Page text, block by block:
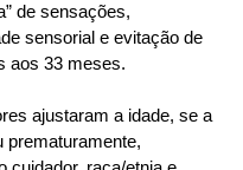
de sensações,
sensorial e evitação de
aos 33 meses.
ajustaram a idade, se a
prematuramente,